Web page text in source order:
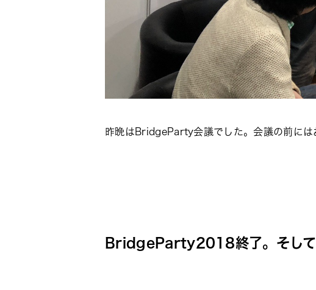
昨晩はBridgeParty会議でした。会議の前に
BridgeParty2018終了。そして